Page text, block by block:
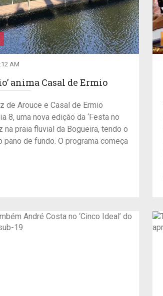
AM
anima Casal de Ermio
de Arouce e Casal de Ermio
8, uma nova edição da ‘Festa no
na praia fluvial da Bogueira, tendo o
pano de fundo. O programa começa